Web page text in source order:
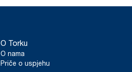
O Torku
O nama
Priče o uspjehu